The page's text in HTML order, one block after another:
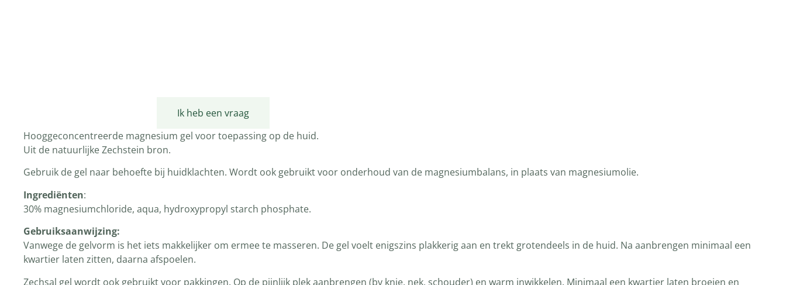
Ik heb een vraag
Hooggeconcentreerde magnesium gel voor toepassing op de huid.
Uit de natuurlijke Zechstein bron.
Gebruik de gel naar behoefte bij huidklachten. Wordt ook gebruikt voor onderhoud van de magnesiumbalans, in plaats van magnesiumolie.
Ingrediënten:
30% magnesiumchloride, aqua, hydroxypropyl starch phosphate.
Gebruiksaanwijzing:
Vanwege de gelvorm is het iets makkelijker om ermee te masseren. De gel voelt enigszins plakkerig aan en trekt grotendeels in de huid. Na aanbrengen minimaal een
kwartier laten zitten, daarna afspoelen.
Zechsal gel wordt ook gebruikt voor pakkingen. Op de pijnlijk plek aanbrengen (bv knie, nek, schouder) en warm inwikkelen. Minimaal een kwartier laten broeien en